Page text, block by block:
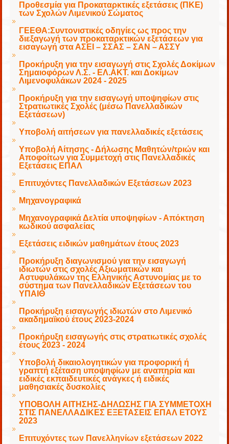
Προθεσμία για Προκαταρκτικές εξετάσεις (ΠΚΕ)
των Σχολών Λιμενικού Σώματος
ΓΕΕΘΑ:Συντονιστικές οδηγίες ως προς την
διεξαγωγή των προκαταρκτικών εξετάσεων για
εισαγωγή στα ΑΣΕΙ – ΣΣΑΣ – ΣΑΝ – ΑΣΣΥ
Προκήρυξη για την εισαγωγή στις Σχολές Δοκίμων
Σημαιοφόρων Λ.Σ. - ΕΛ.ΑΚΤ. και Δοκίμων
Λιμενοφυλάκων 2024 - 2025
Προκήρυξη για την εισαγωγή υποψηφίων στις
Στρατιωτικές Σχολές (μέσω Πανελλαδικών
Εξετάσεων)
Υποβολή αιτήσεων για πανελλαδικές εξετάσεις
Υποβολή Αίτησης - Δήλωσης Μαθητών/τριών και
Αποφοίτων για Συμμετοχή στις Πανελλαδικές
Εξετάσεις ΕΠΑΛ
Επιτυχόντες Πανελλαδικών Εξετάσεων 2023
Μηχανογραφικά
Μηχανογραφικά Δελτία υποψηφίων - Απόκτηση
κωδικού ασφαλείας
Εξετάσεις ειδικών μαθημάτων έτους 2023
Προκήρυξη διαγωνισμού για την εισαγωγή
ιδιωτών στις σχολές Αξιωματικών και
Αστυφυλάκων της Ελληνικής Αστυνομίας με το
σύστημα των Πανελλαδικών Εξετάσεων του
ΥΠΑΙΘ
Προκήρυξη εισαγωγής ιδιωτών στο Λιμενικό
ακαδημαϊκού έτους 2023-2024
Προκήρυξη εισαγωγής στις στρατιωτικές σχολές
έτους 2023 - 2024
Υποβολή δικαιολογητικών για προφορική ή
γραπτή εξέταση υποψηφίων με αναπηρία και
ειδικές εκπαιδευτικές ανάγκες ή ειδικές
μαθησιακές δυσκολίες
ΥΠΟΒΟΛΗ ΑΙΤΗΣΗΣ-ΔΗΛΩΣΗΣ ΓΙΑ ΣΥΜΜΕΤΟΧΗ
ΣΤΙΣ ΠΑΝΕΛΛΑΔΙΚΕΣ ΕΞΕΤΑΣΕΙΣ ΕΠΑΛ ΕΤΟΥΣ
2023
Επιτυχόντες των Πανελληνίων εξετάσεων 2022